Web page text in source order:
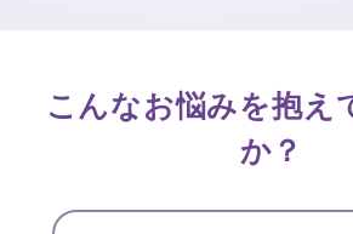
こんなお悩みを抱え
か？